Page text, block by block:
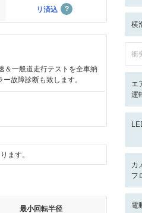
リ済込
＆一般道走行テストを全車納
故障診断も致します。
ます。
最小回転半径
横
衝
エ
運
カ
フ
電